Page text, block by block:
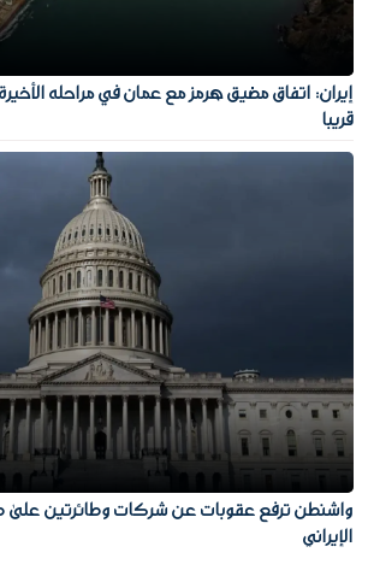
إيران: اتفاق مضيق هرمز مع عمان في مراحله
قريبا
واشنطن ترفع عقوبات عن شركات وطائرتين على
الإيراني